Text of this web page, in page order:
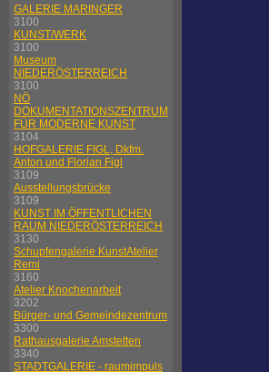
GALERIE MARINGER
3100
KUNST/WERK
3100
Museum
NIEDERÖSTERREICH
3100
NÖ
DOKUMENTATIONSZENTRUM
FÜR MODERNE KUNST
3104
HOFGALERIE FIGL, Dkfm.
Anton und Florian Figl
3109
Ausstellungsbrücke
3109
KUNST IM ÖFFENTLICHEN
RAUM NIEDERÖSTERREICH
3130
Schupfengalerie KunstAtelier
Remi
3160
Atelier Knochenarbeit
3202
Bürger- und Gemeindezentrum
3300
Rathausgalerie Amstetten
3340
STADTGALERIE - raumimpuls